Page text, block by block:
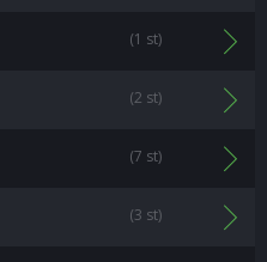
(1 st)
(2 st)
(7 st)
(3 st)